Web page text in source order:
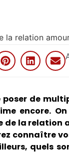
la relation
de
encore.
la relation
connaître
quels